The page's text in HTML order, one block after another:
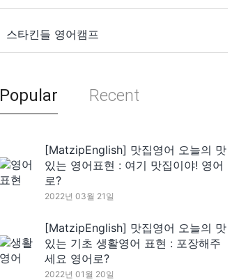
스타킨들 영어캠프
Popular Recent
[MatzipEnglish] 맛집영어 오늘의 맛
있는 영어표현 : 여기 맛집이야! 영어
로?
2022년 03월 21일
[MatzipEnglish] 맛집영어 오늘의 맛
있는 기초 생활영어 표현 : 포장해주
세요 영어로?
2022년 01월 20일